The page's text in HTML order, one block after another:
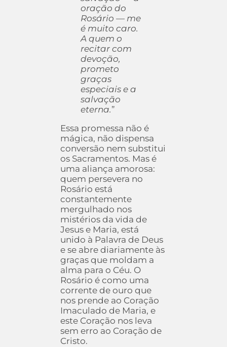
oração do
Rosário — me
é muito caro.
A quem o
recitar com
devoção,
prometo
graças
especiais e a
salvação
eterna.”
Essa promessa não é
mágica, não dispensa
conversão nem substitui
os Sacramentos. Mas é
uma aliança amorosa:
quem persevera no
Rosário está
constantemente
mergulhado nos
mistérios da vida de
Jesus e Maria, está
unido à Palavra de Deus
e se abre diariamente às
graças que moldam a
alma para o Céu. O
Rosário é como uma
corrente de ouro que
nos prende ao Coração
Imaculado de Maria, e
este Coração nos leva
sem erro ao Coração de
Cristo.